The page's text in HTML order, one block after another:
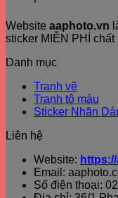
Website aaphoto.vn
sticker MIỄN PHÍ
Danh mục
Tranh vẽ
Tranh tô màu
Sticker Nhãn
Liên hệ
Website:
Email:
Số điện thoại: